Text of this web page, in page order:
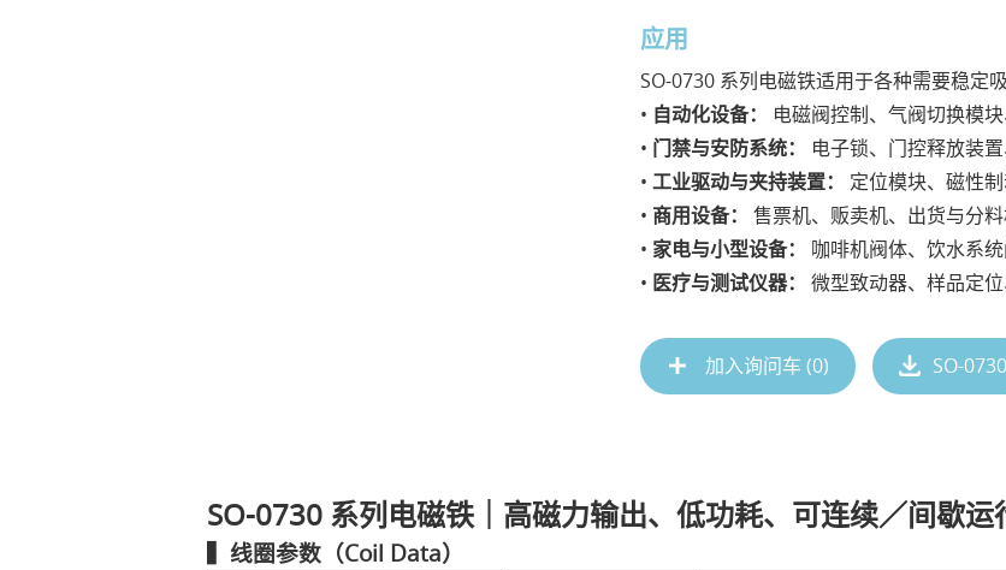
应用
SO-0730 系列电磁铁适用于各种需要稳定
• 自动化设备：
电磁阀控制、气阀切换模块
• 门禁与安防系统：
电子锁、门控释放装置
• 工业驱动与夹持装置：
定位模块、磁性制
• 商用设备：
售票机、贩卖机、出货与分料
• 家电与小型设备：
咖啡机阀体、饮水系统
• 医疗与测试仪器： 微型致动器、样品定位
加入询问车 (0) SO-0730
SO-0730 系列电磁铁｜高磁力输出、低功耗、可连续／间歇运
▍线圈参数（Coil Data）